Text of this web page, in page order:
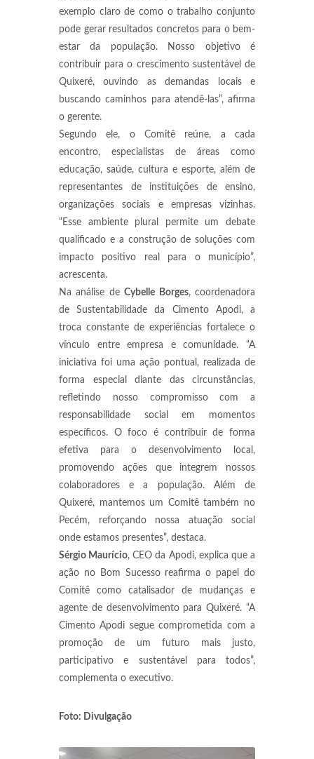
exemplo claro de como o trabalho conjunto
pode gerar resultados concretos para o bem-
estar da população. Nosso objetivo é
contribuir para o crescimento sustentável de
Quixeré, ouvindo as demandas locais e
buscando caminhos para atendê-las”, afirma
o gerente.
Segundo ele, o Comitê reúne, a cada
encontro, especialistas de áreas como
educação, saúde, cultura e esporte, além de
representantes de instituições de ensino,
organizações sociais e empresas vizinhas.
“Esse ambiente plural permite um debate
qualificado e a construção de soluções com
impacto positivo real para o município”,
acrescenta.
Na análise deCybelle Borges, coordenadora
de Sustentabilidade da Cimento Apodi, a
troca constante de experiências fortalece o
vínculo entre empresa e comunidade. “A
iniciativa foi uma ação pontual, realizada de
forma especial diante das circunstâncias,
refletindo nosso compromisso com a
responsabilidade social em momentos
específicos. O foco é contribuir de forma
efetiva para o desenvolvimento local,
promovendo ações que integrem nossos
colaboradores e a população. Além de
Quixeré, mantemos um Comitê também no
Pecém, reforçando nossa atuação social
onde estamos presentes”, destaca.
Sérgio Maurício, CEO da Apodi, explica que a
ação no Bom Sucesso reafirma o papel do
Comitê como catalisador de mudanças e
agente de desenvolvimento para Quixeré. “A
Cimento Apodi segue comprometida com a
promoção de um futuro mais justo,
participativo e sustentável para todos”,
complementa o executivo.
Foto: Divulgação